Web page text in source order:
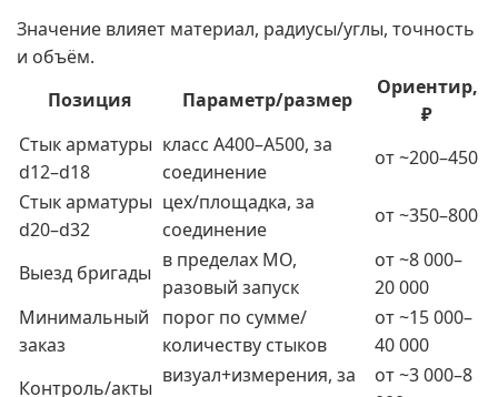
Значение влияет материал, радиусы/углы, точность
и объём.
Позиция
Параметр/размер
Ориентир,
₽
Стык арматуры
d12–d18
класс A400–A500, за
соединение
от ~200–450
Стык арматуры
d20–d32
цех/площадка, за
соединение
от ~350–800
Выезд бригады
в пределах МО,
разовый запуск
от ~8 000–
20 000
Минимальный
заказ
порог по сумме/
количеству стыков
от ~15 000–
40 000
Контроль/акты
визуал+измерения, за
от ~3 000–8